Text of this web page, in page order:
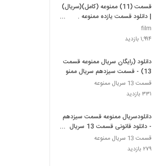
قسمت (11) ممنوعه (کامل)(سریال)
| دانلود قسمت یازده ممنوعه .
یازدهم (HD)
film
۱,۹۹۴ بازدید
دانلود (رایگان سریال ممنوعه قسمت
13) - قسمت سیزدهم سریال ممنوعه
قسمت 13 سریال ممنوعه
۳۳۱ بازدید
دانلودسریال ممنوعه قسمت سیزدهم
- دانلود قانونی قسمت 13 سریال
ممنوعه
قسمت 13 سریال ممنوعه
۲۷۹ بازدید